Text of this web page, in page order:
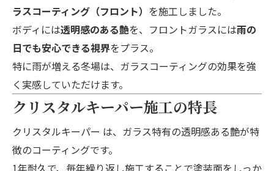
ラスコーティング（フロント） を施工しました。
ボディには透明感のある艶を、フロントガラスには雨の
日でも安心できる視界をプラス。
特に雨が増える冬場は、ガラスコーティングの効果を強
く実感していただけます。
クリスタルキーパー施工の特長
クリスタルキーパー は、ガラス特有の透明感ある艶が特
徴のコーティングです。
1年耐久で、毎年繰り返し施工することで塗装面をしっか